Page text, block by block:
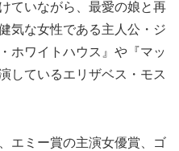
ていながら、最愛の娘と再
気な女性である主人公・ジ
ホワイトハウス』や『マッ
しているエリザベス・モス
エミー賞の主演女優賞、ゴ